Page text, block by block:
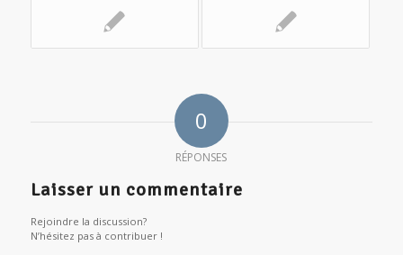
0
RÉPONSES
Laisser un commentaire
Rejoindre la discussion?
N’hésitez pas à contribuer !